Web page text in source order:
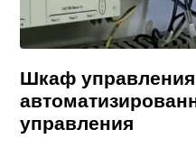
Шкаф управления
управления